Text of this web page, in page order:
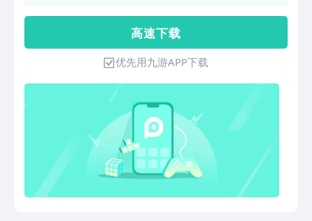
法“砰”的一声开了花...... 自己当老板吧!
...... 人生不应该每天都一样，我自己的人
生要自己做主！ 终于....... 我成了《楼下
的早餐店》老板！ ...... 果然为自己做事
更有干劲呢！ 每天都能遇到不同的人，
每天都能做自己喜欢的事！ ...... 慢慢的
我认识了很多有故事的人， 他们是我的
顾客， 同时给我分享他们的故事。 ......
慢慢的我的生意越做越大啦， 我找到了
我的新”助手“， ta很可爱哦！ ...... 游戏
特点： ●你还没有体验过的游戏玩法。
高 速 下 载
优先用九游APP下载